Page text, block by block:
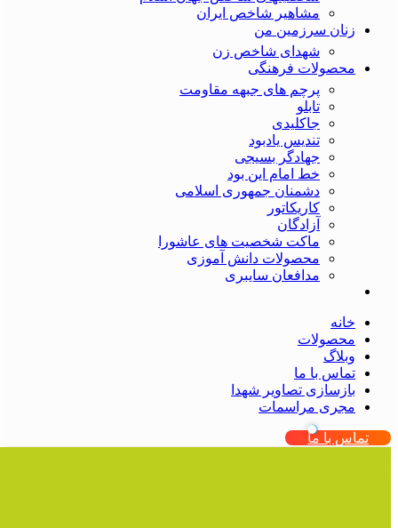
مشاهیر شاخص ایران
زنان سرزمین من
شهدای شاخص زن
محصولات فرهنگی
پرچم های جبهه مقاومت
تابلو
جاکلیدی
تندیس یادبود
جهادگر بسیجی
خط امام این بود
دشمنان جمهوری اسلامی
کاریکاتور
آزادگان
ماکت شخصیت های عاشورا
محصولات دانش آموزی
مدافعان سایبری
خانه
محصولات
وبلاگ
تماس با ما
بازسازی تصاویر شهدا
مجری مراسمات
تماس با ما